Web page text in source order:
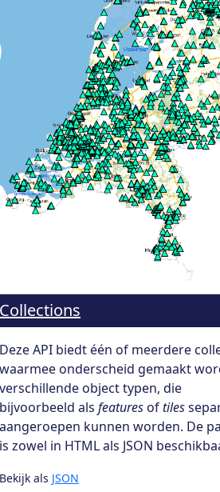
Collections
Deze API biedt één of meerdere
waarmee onderscheid gemaakt
verschillende object typen, die
bijvoorbeeld als featuresoftiles
aangeroepen kunnen worden. De
is zowel in HTML als JSON
Bekijk als JSON